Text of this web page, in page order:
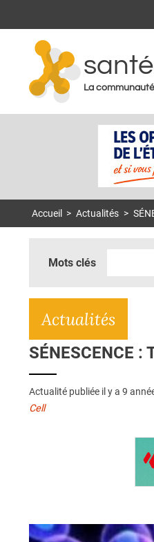
La
Accueil > Actualités >
Mots clés
Actualités
SÉNESCENCE
Actualité publiée il y a 9
Cell